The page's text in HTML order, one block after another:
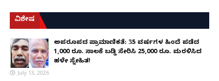
ವಿಶೇಷ
ಅಪರೂಪದ ಪ್ರಾಮಾಣಿಕತೆ: 35 ವರ್ಷಗಳ ಹಿಂದೆ ಪಡೆದ
1,000 ರೂ. ಸಾಲಕ್ಕೆ ಬಡ್ಡಿ ಸೇರಿಸಿ 25,000 ರೂ. ಮರಳಿಸಿದ
ಹಳೇ ಸ್ನೇಹಿತ!
July 13, 2026